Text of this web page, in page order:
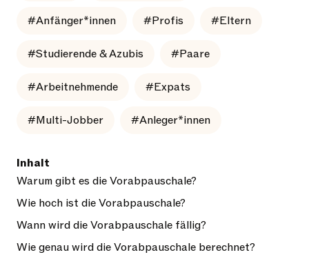
#Anfänger*innen #Profis #Eltern
#Studierende & Azubis #Paare
#Arbeitnehmende #Expats
#Multi-Jobber #Anleger*innen
Inhalt
Warum gibt es die Vorabpauschale?
Wie hoch ist die Vorabpauschale?
Wann wird die Vorabpauschale fällig?
Wie genau wird die Vorabpauschale berechnet?